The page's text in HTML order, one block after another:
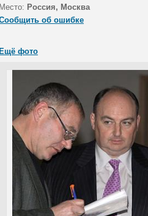
Место: Россия, Москва
об ошибке
Ещё фото